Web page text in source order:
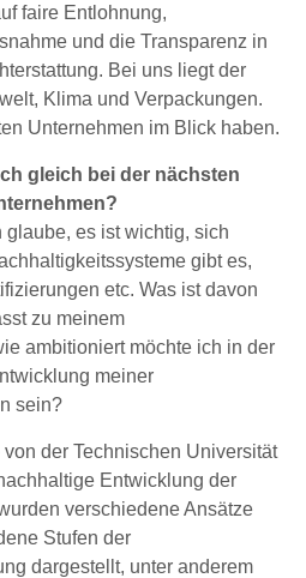
faire Entlohnung,
und die Transparenz in
Bei uns liegt der
Klima und Verpackungen.
Unternehmen im Blick haben.
gleich bei der nächsten
glaube, es ist wichtig, sich
gibt es,
etc. Was ist davon
zu meinem
ambitioniert möchte ich in der
meiner
sein?
der Technischen Universität
Entwicklung der
verschiedene Ansätze
Stufen der
dargestellt, unter anderem